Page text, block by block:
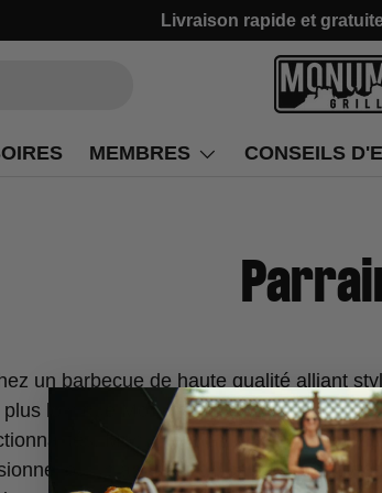
Livraison rapide et
MEMBRES CONSEILS
un barbecue de haute qualité alliant
loin que Monument Grills ! Avec sa
Monument Grills est une
ou un amateur de barbecue